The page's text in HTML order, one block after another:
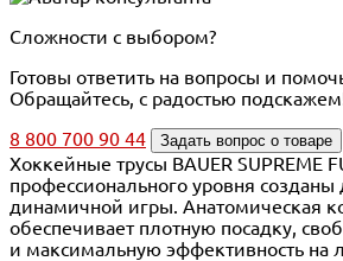
Сложности с выбором?
Готовы ответить на вопросы и
Обращайтесь, с радостью
8 800 700 90 44
Задать вопрос о товаре
Хоккейные трусы BAUER SUPREME
профессионального уровня
динамичной игры. Анатомическая
обеспечивает плотную посадку,
и максимальную эффективность на